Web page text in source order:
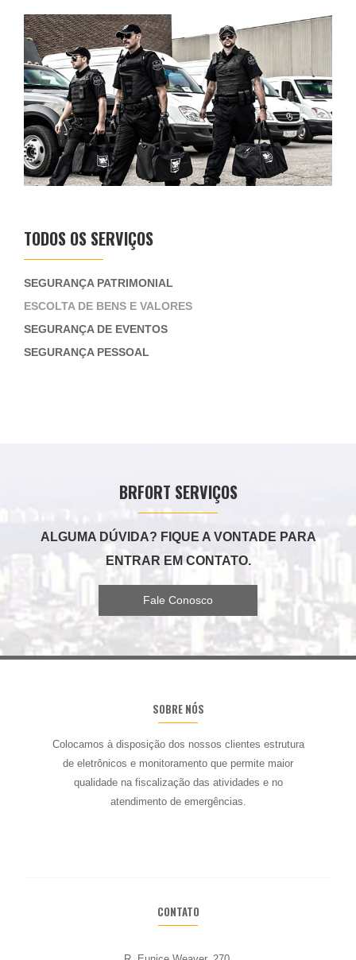
TODOS OS SERVIÇOS
SEGURANÇA PATRIMONIAL
ESCOLTA DE BENS E VALORES
SEGURANÇA DE EVENTOS
SEGURANÇA PESSOAL
BRFORT SERVIÇOS
ALGUMA DÚVIDA? FIQUE A VONTADE PARA
ENTRAR EM CONTATO.
Fale Conosco
SOBRE NÓS
Colocamos à disposição dos nossos clientes estrutura
de eletrônicos e monitoramento que permite maior
qualidade na fiscalização das atividades e no
atendimento de emergências.
CONTATO